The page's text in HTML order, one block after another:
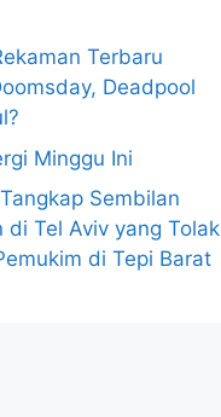
Terbaru
Deadpool
Minggu Ini
Sembilan
di Tel Aviv yang Tolak
di Tepi Barat